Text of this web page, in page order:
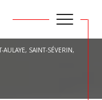
SAINT-SÉVERIN,